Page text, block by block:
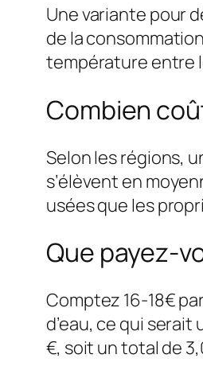
Une variante pour
de la
température entre
Combien
Selon les régions,
s’élèvent en
usées que les
Que payez-
Comptez 16-18€
d’eau, ce qui
€, soit un total de